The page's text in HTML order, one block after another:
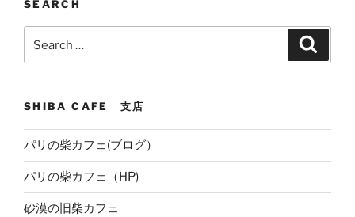
SEARCH
SHIBA CAFE 支店
パリの柴カフェ(ブログ）
パリの柴カフェ（HP)
砂漠の旧柴カフェ